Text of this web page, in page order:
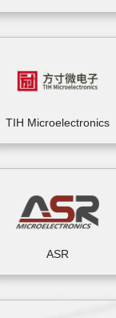
TIH Microelectronics
ASR